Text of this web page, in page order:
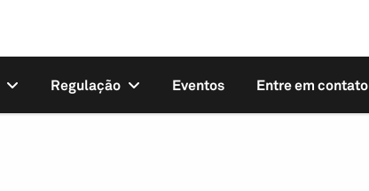
Regulação Eventos Entre em contato